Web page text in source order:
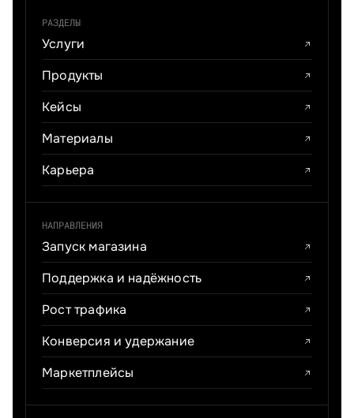
РАЗДЕЛЫ
Услуги
Продукты
Кейсы
Материалы
Карьера
НАПРАВЛЕНИЯ
Запуск магазина
Поддержка и надёжность
Рост трафика
Конверсия и удержание
Маркетплейсы